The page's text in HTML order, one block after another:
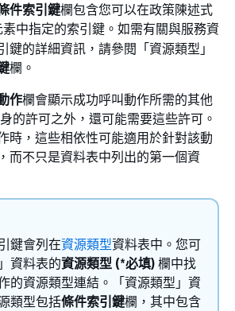
件索引鍵欄包含您可以在政策陳述式
素中指定的索引鍵。如需有關與服務資
鍵的詳細資訊，請參閱「資源類型」
欄。
作欄會顯示成功呼叫動作所需的其他
的許可之外，還可能需要這些許可。
時，這些相依性可能適用於針對該動
而不只是資料表中列出的第一個資
鍵會列在資源類型資料表中。您可
資料表的資源類型 (*必填) 欄中找
的資源類型連結。「資源類型」資
類型包括條件索引鍵欄，其中包含